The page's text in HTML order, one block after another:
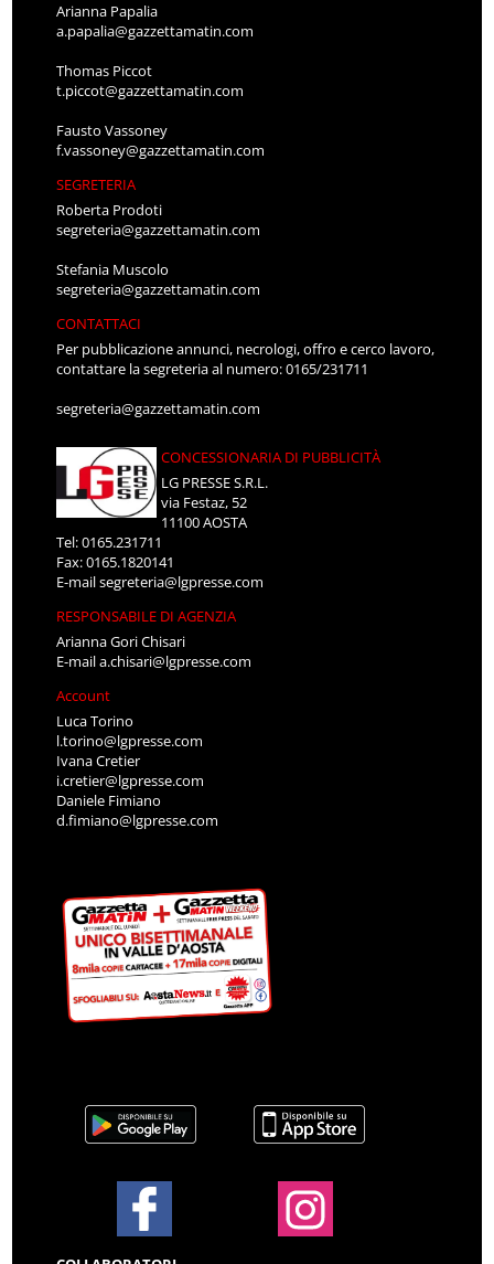
Arianna Papalia
a.papalia@gazzettamatin.com
Thomas Piccot
t.piccot@gazzettamatin.com
Fausto Vassoney
f.vassoney@gazzettamatin.com
SEGRETERIA
Roberta Prodoti
segreteria@gazzettamatin.com
Stefania Muscolo
segreteria@gazzettamatin.com
CONTATTACI
Per pubblicazione annunci, necrologi, offro e cerco lavoro,
contattare la segreteria al numero: 0165/231711
segreteria@gazzettamatin.com
CONCESSIONARIA DI PUBBLICITÀ
LG PRESSE S.R.L.
via Festaz, 52
11100 AOSTA
Tel: 0165.231711
Fax: 0165.1820141
E-mailsegreteria@lgpresse.com
RESPONSABILE DI AGENZIA
Arianna Gori Chisari
E-maila.chisari@lgpresse.com
Account
Luca Torino
l.torino@lgpresse.com
Ivana Cretier
i.cretier@lgpresse.com
Daniele Fimiano
d.fimiano@lgpresse.com